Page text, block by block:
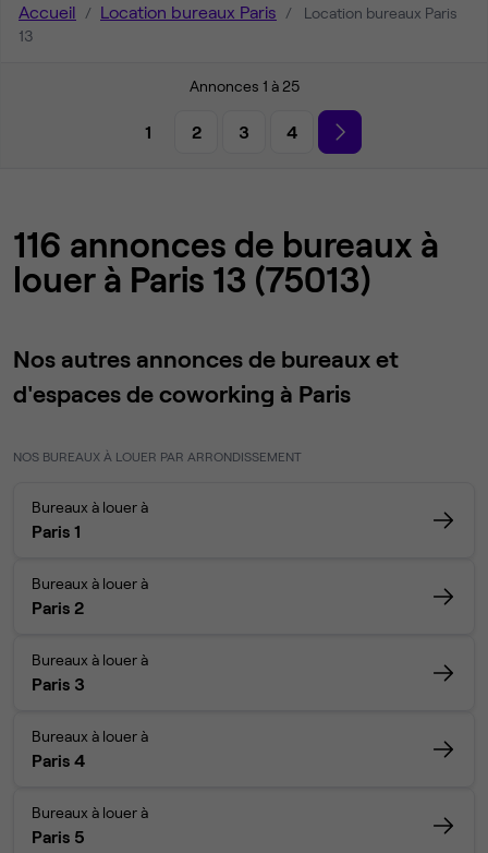
Accueil Location bureaux Paris
Location bureaux Paris
13
Annonces 1 à 25
1 2 3 4
116 annonces de bureaux à
louer à Paris 13 (75013)
Nos autres annonces de bureaux et
d'espaces de coworking à Paris
NOS BUREAUX À LOUER PAR ARRONDISSEMENT
Bureaux à louer à
Paris 1
Bureaux à louer à
Paris 2
Bureaux à louer à
Paris 3
Bureaux à louer à
Paris 4
Bureaux à louer à
Paris 5